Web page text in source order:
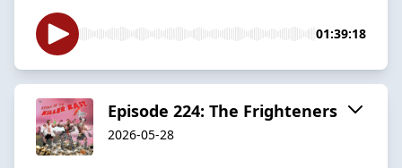
01:39:18
Episode 224: The Frighteners
2026-05-28